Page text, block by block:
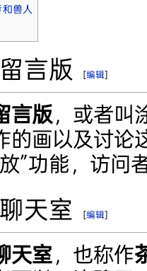
兽人
言版 [编辑]
言版，或者叫
的画以及讨论
”功能，访问
天室 [编辑]
天室，也称作